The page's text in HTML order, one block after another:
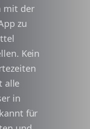
mit der
zu
Kein
alle
in
für